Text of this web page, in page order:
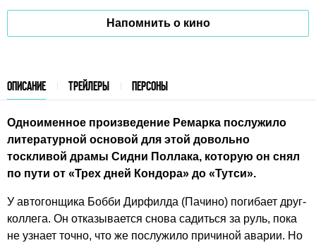
Напомнить о кино
ОПИСАНИЕ ТРЕЙЛЕРЫ ПЕРСОНЫ
Одноименное произведение Ремарка послужило
литературной основой для этой довольно
тоскливой драмы Сидни Поллака, которую он снял
по пути от «Трех дней Кондора» до «Тутси».
У автогонщика Бобби Дирфилда (Пачино) погибает друг-
коллега. Он отказывается снова садиться за руль, пока
не узнает точно, что же послужило причиной аварии. Но